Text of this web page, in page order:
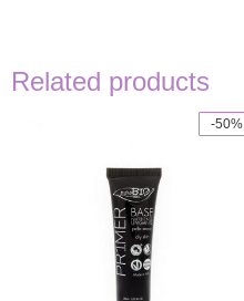
Related products
-50%